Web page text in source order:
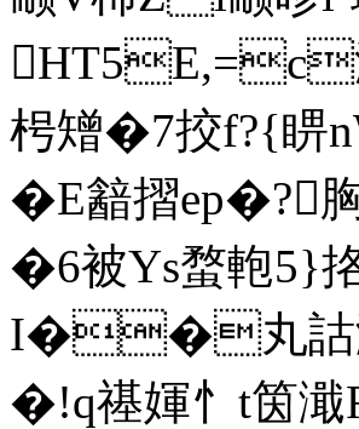
HT5E,=c
枵矰�7挍f?{睤
�E韽摺ep�?胸
�6被Ys蝥軳5}
I��丸詁涋
�!q禥媈忄t筃